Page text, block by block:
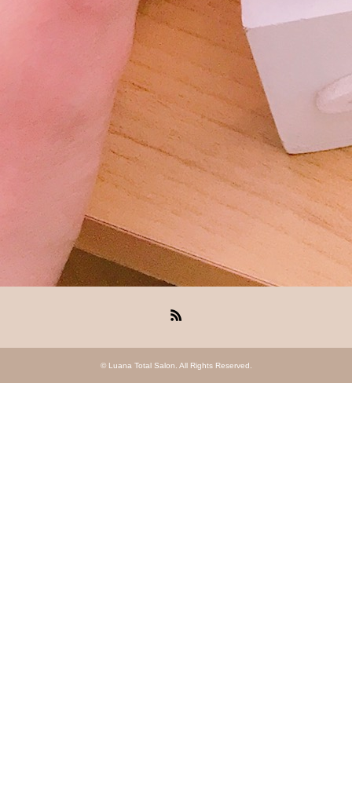
© Luana Total Salon . All Rights Reserved.